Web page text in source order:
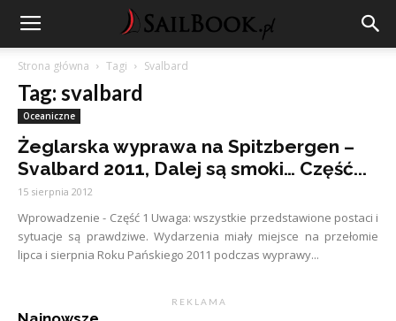
Strona główna Tagi Svalbard
Tag: svalbard
Oceaniczne
Żeglarska wyprawa na Spitzbergen –
Svalbard 2011, Dalej są smoki… Część...
15 sierpnia 2012
Wprowadzenie - Część 1 Uwaga: wszystkie przedstawione postaci i
sytuacje są prawdziwe. Wydarzenia miały miejsce na przełomie
lipca i sierpnia Roku Pańskiego 2011 podczas wyprawy...
R E K L A M A